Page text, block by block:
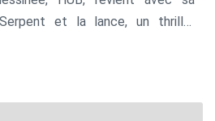
et la lance, un thriller
il a accepté d’être filmé
mois de son travail sur le tome
L’auteur nous confie ses doutes,